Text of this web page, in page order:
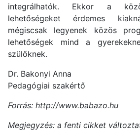
integrálhatók. Ekkor a
lehetőségeket érdemes
mégiscsak legyenek közös
lehetőségek mind a
szülőknek.
Dr. Bakonyi Anna
Pedagógiai szakértő
Forrás: http://www.babazo.hu
Megjegyzés: a fenti cikket